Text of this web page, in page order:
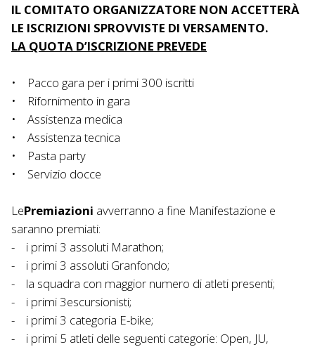
IL COMITATO ORGANIZZATORE NON ACCETTERÀ
LE ISCRIZIONI SPROVVISTE DI VERSAMENTO.
LA QUOTA D’ISCRIZIONE PREVEDE
• Pacco gara per i primi 300 iscritti
• Rifornimento in gara
• Assistenza medica
• Assistenza tecnica
• Pasta party
• Servizio docce
LePremiazioni avverranno a fine Manifestazione e
saranno premiati:
- i primi 3 assoluti Marathon;
- i primi 3 assoluti Granfondo;
- la squadra con maggior numero di atleti presenti;
- i primi 3escursionisti;
- i primi 3 categoria E-bike;
- i primi 5 atleti delle seguenti categorie: Open, JU,